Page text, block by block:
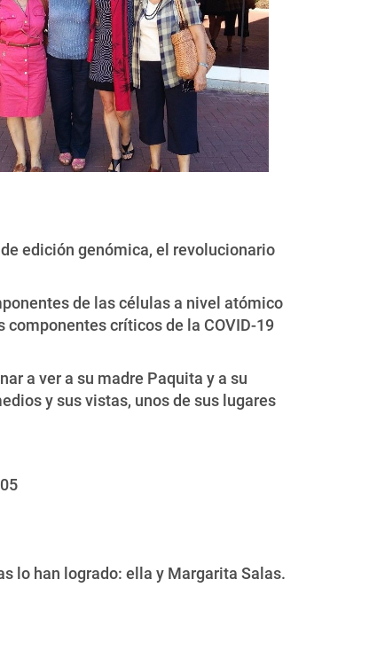
edición genómica, el revolucionario
de las células a nivel atómico
componentes críticos de la COVID-19
a ver a su madre Paquita y a su
y sus vistas, unos de sus lugares
lo han logrado: ella y Margarita Salas.